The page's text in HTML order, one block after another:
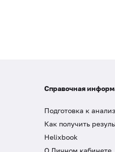
Справочная
Подготовка к
Как получить
Helixbook
О Личном кабинете